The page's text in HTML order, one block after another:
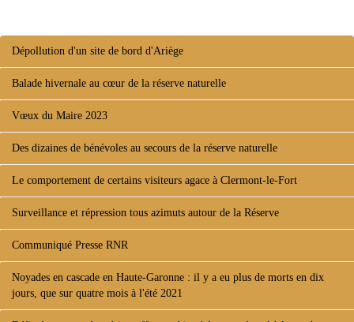
Dépollution d'un site de bord d'Ariège
Balade hivernale au cœur de la réserve naturelle
Vœux du Maire 2023
Des dizaines de bénévoles au secours de la réserve naturelle
Le comportement de certains visiteurs agace à Clermont-le-Fort
Surveillance et répression tous azimuts autour de la Réserve
Communiqué Presse RNR
Noyades en cascade en Haute-Garonne : il y a eu plus de morts en dix
jours, que sur quatre mois à l'été 2021